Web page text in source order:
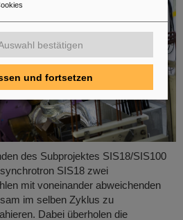
des Subprojektes SIS18/SIS100
SIS18 zwei
mit voneinander abweichenden
im selben Zyklus zu
Dabei überholen die
bestätigen
und fortsetzen